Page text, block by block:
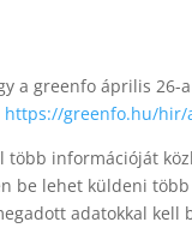
a greenfo április
https://greenfo.hu/
több információját
be lehet küldeni
adatokkal